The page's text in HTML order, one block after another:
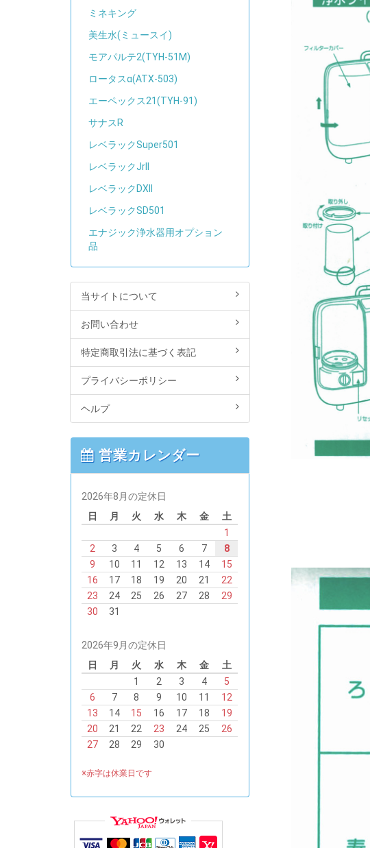
ミネキング
美生水(ミュースイ)
モアパルテ2(TYH-51M)
ロータスα(ATX-503)
エーペックス21(TYH-91)
サナスR
レベラックSuper501
レベラックJrII
レベラックDXII
レベラックSD501
エナジック浄水器用オプション
品
当サイトについて
お問い合わせ
特定商取引法に基づく表記
プライバシーポリシー
ヘルプ
営業カレンダー
2026年8月の定休日
日
月 火 水 木 金
土
1
2
3 4 5 6 7
8
9
10 11 12 13 14
15
16
17 18 19 20 21
22
23
24 25 26 27 28
29
30
31
2026年9月の定休日
日
月 火 水 木 金
土
1
2 3 4
5
6
7 8 9 10 11
12
13
14 15 16 17 18
19
20
21 22 23 24 25
26
27
28 29 30
※赤字は休業日です